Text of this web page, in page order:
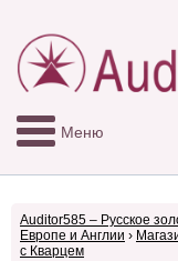
Меню
Auditor585 – Русское
Европе и Англии ›
с Кварцем